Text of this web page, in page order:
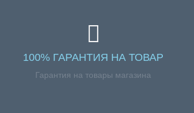
100% ГАРАНТИЯ НА ТОВАР
Гарантия на товары магазина